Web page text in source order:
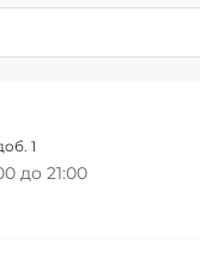
1
до 21:00